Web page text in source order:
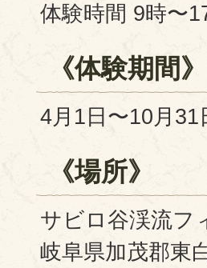
体験時間 9時〜
《体験期間 》
4月1日〜10月31
《場所》
サビロ谷渓流
岐阜県加茂郡東